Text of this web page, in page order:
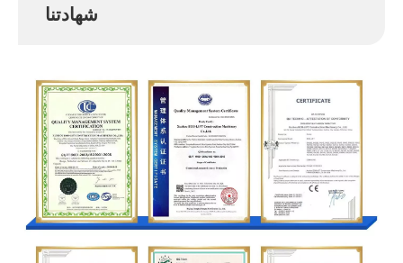
شهادتنا